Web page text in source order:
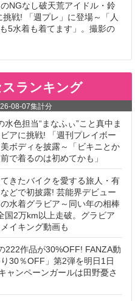
NGなし破天荒アイドル・鈴
戦! 「週プレ」に登場～「人
5水着も着てます」。撮影の
ランキング
08-07集計分
水色担当“まなふぃ”こと真中ま
アに挑戦! 「週刊プレイボー
ボディを披露～「ビキニとか
で着るのは初めてかも」
きたバイクを愛する旅人・有
どで初披露! 芸能界デビュー
水着グラビア～同い年の相棒
国2万km以上走破。グラビア
イキング動画も
222作品が30%OFF! FANZA動
30％OFF」第2弾を明日1日
ャンペーンガールは田野憂さ